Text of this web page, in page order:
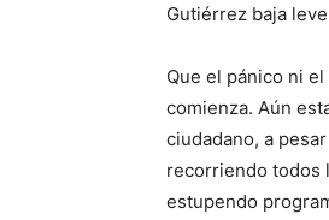
Gutiérrez baja
Que el pánico ni
comienza. Aún
ciudadano, a
recorriendo todos
estupendo